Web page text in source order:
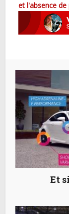
et l'absence de
Et